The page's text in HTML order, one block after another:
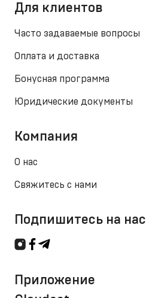
Для клиентов
Часто задаваемые вопросы
Оплата и доставка
Бонусная программа
Юридические документы
Компания
О нас
Свяжитесь с нами
Подпишитесь на нас
Приложение